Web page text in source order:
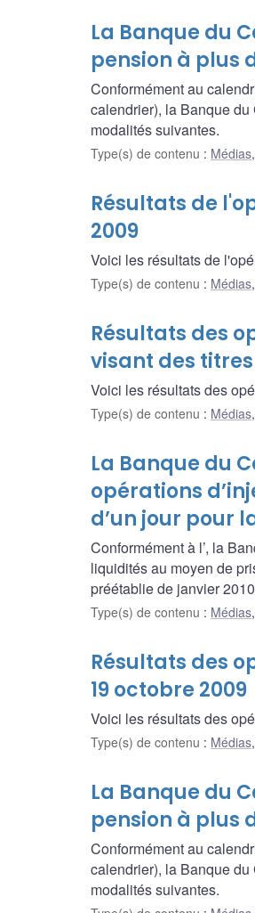
La Banque du
pension à plus
Conformément au
calendrier), la Banque
modalités suivantes.
Type(s) de contenu : Médias,
Résultats de
2009
Voici les résultats de
Type(s) de contenu : Médias,
Résultats des
visant des
Voici les résultats des
Type(s) de contenu : Médias,
La Banque du
opérations
d’un jour pour
Conformément à l’, la
liquidités au moyen de
préétablie de janvier
Type(s) de contenu : Médias,
Résultats des
19 octobre 2009
Voici les résultats des
Type(s) de contenu : Médias,
La Banque du
pension à plus
Conformément au
calendrier), la Banque
modalités suivantes.